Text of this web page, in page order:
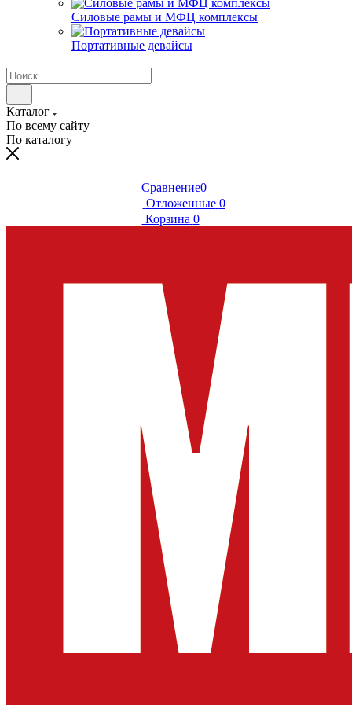
Силовые рамы и МФЦ комплексы
Портативные девайсы
Каталог
По всему сайту
По каталогу
Сравнение0
Отложенные 0
Корзина 0